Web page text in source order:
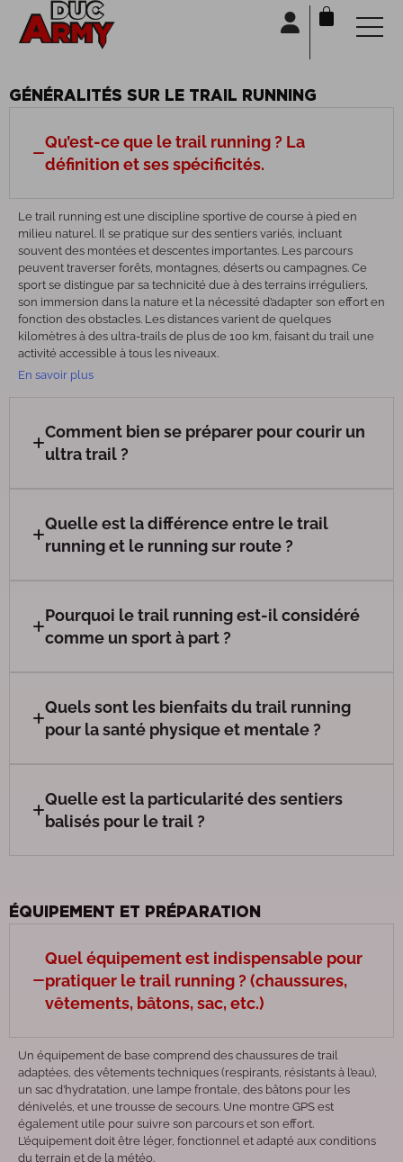
GÉNÉRALITÉS SUR LE TRAIL RUNNING
Qu’est-ce que le trail running ? La
définition et ses spécificités.
Le trail running est une discipline sportive de course à pied en
milieu naturel. Il se pratique sur des sentiers variés, incluant
souvent des montées et descentes importantes. Les parcours
peuvent traverser forêts, montagnes, déserts ou campagnes. Ce
sport se distingue par sa technicité due à des terrains irréguliers,
son immersion dans la nature et la nécessité d’adapter son effort en
fonction des obstacles. Les distances varient de quelques
kilomètres à des ultra-trails de plus de 100 km, faisant du trail une
activité accessible à tous les niveaux.
En savoir plus
Comment bien se préparer pour courir un
ultra trail ?
Quelle est la différence entre le trail
running et le running sur route ?
Pourquoi le trail running est-il considéré
comme un sport à part ?
Quels sont les bienfaits du trail running
pour la santé physique et mentale ?
Quelle est la particularité des sentiers
balisés pour le trail ?
ÉQUIPEMENT ET PRÉPARATION
Quel équipement est indispensable pour
pratiquer le trail running ? (chaussures,
vêtements, bâtons, sac, etc.)
Un équipement de base comprend des chaussures de trail
adaptées, des vêtements techniques (respirants, résistants à l’eau),
un sac d’hydratation, une lampe frontale, des bâtons pour les
dénivelés, et une trousse de secours. Une montre GPS est
également utile pour suivre son parcours et son effort.
L’équipement doit être léger, fonctionnel et adapté aux conditions
du terrain et de la météo.
Panneau de gestion des cookies